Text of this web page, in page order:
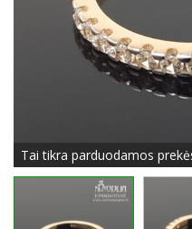
Tai tikra parduodamos